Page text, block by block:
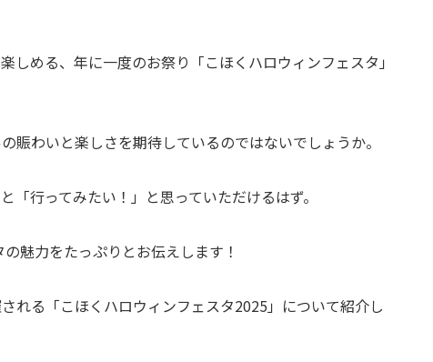
しめる、年に一度のお祭り「こほくハロウィンフェスタ」
賑わいと楽しさを期待しているのではないでしょうか。
行ってみたい！」と思っていただけるはず。
魅力をたっぷりとお伝えします！
れる「こほくハロウィンフェスタ2025」について紹介し